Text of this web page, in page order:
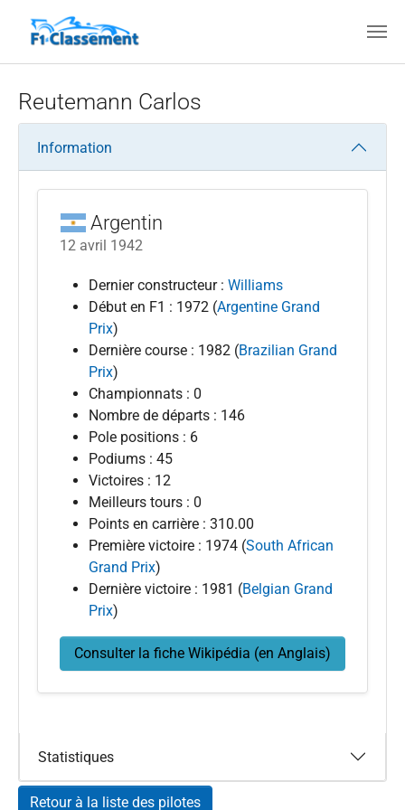
Reutemann Carlos
Information
Argentin
12 avril 1942
Dernier constructeur : Williams
Début en F1 : 1972 (Argentine Grand
Prix)
Dernière course : 1982 (Brazilian Grand
Prix)
Championnats : 0
Nombre de départs : 146
Pole positions : 6
Podiums : 45
Victoires : 12
Meilleurs tours : 0
Points en carrière : 310.00
Première victoire : 1974 (South African
Grand Prix)
Dernière victoire : 1981 (Belgian Grand
Prix)
Consulter la fiche Wikipédia (en Anglais)
Statistiques
Retour à la liste des pilotes